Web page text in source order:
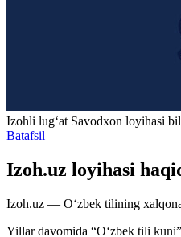
Izohli lugʻat Savodxon loyihasi
Batafsil
Izoh.uz loyihasi
Izoh.uz — O‘zbek tilining
Yillar davomida “O‘zbek tili